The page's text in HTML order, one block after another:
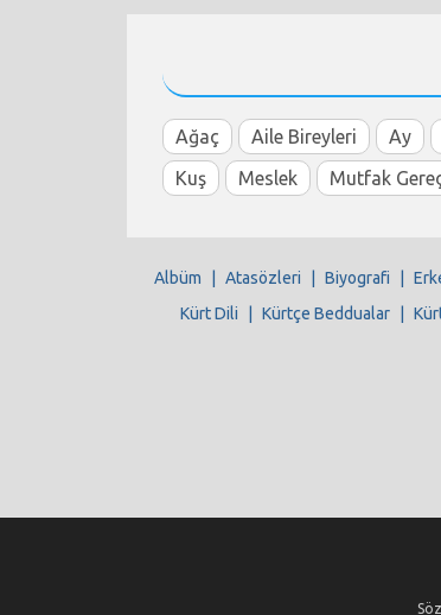
Ağaç Aile Bireyleri Ay
Kuş
Meslek Mutfak
Albüm Atasözleri Biyografi
Kürt Dili
Kürtçe Beddualar